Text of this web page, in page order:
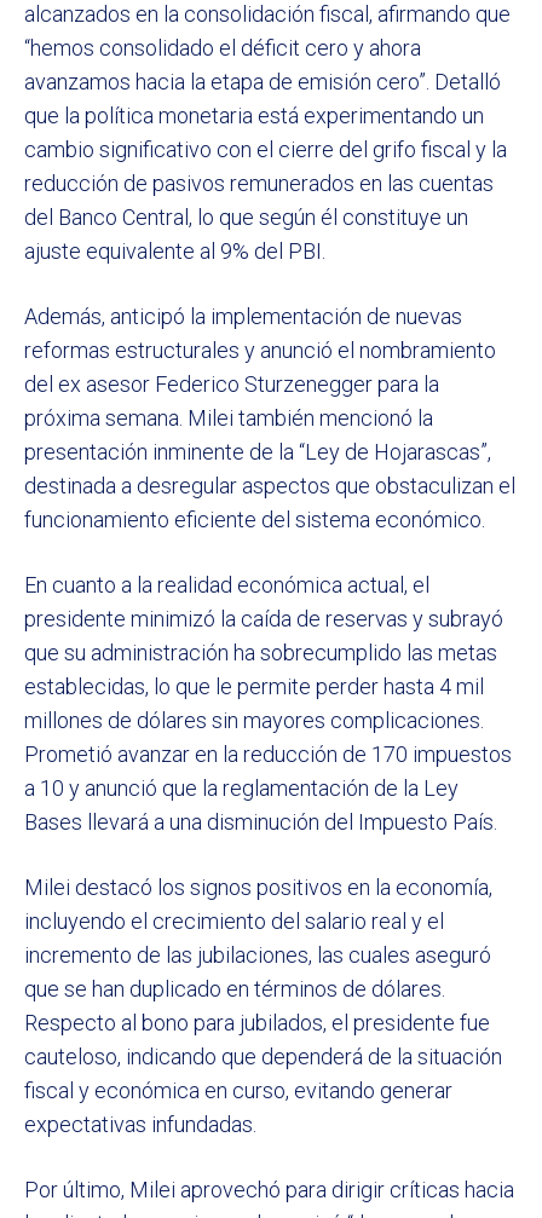
alcanzados en la consolidación fiscal, afirmando que
“hemos consolidado el déficit cero y ahora
avanzamos hacia la etapa de emisión cero”. Detalló
que la política monetaria está experimentando un
cambio significativo con el cierre del grifo fiscal y la
reducción de pasivos remunerados en las cuentas
del Banco Central, lo que según él constituye un
ajuste equivalente al 9% del PBI.
Además, anticipó la implementación de nuevas
reformas estructurales y anunció el nombramiento
del ex asesor Federico Sturzenegger para la
próxima semana. Milei también mencionó la
presentación inminente de la “Ley de Hojarascas”,
destinada a desregular aspectos que obstaculizan el
funcionamiento eficiente del sistema económico.
En cuanto a la realidad económica actual, el
presidente minimizó la caída de reservas y subrayó
que su administración ha sobrecumplido las metas
establecidas, lo que le permite perder hasta 4 mil
millones de dólares sin mayores complicaciones.
Prometió avanzar en la reducción de 170 impuestos
a 10 y anunció que la reglamentación de la Ley
Bases llevará a una disminución del Impuesto País.
Milei destacó los signos positivos en la economía,
incluyendo el crecimiento del salario real y el
incremento de las jubilaciones, las cuales aseguró
que se han duplicado en términos de dólares.
Respecto al bono para jubilados, el presidente fue
cauteloso, indicando que dependerá de la situación
fiscal y económica en curso, evitando generar
expectativas infundadas.
Por último, Milei aprovechó para dirigir críticas hacia